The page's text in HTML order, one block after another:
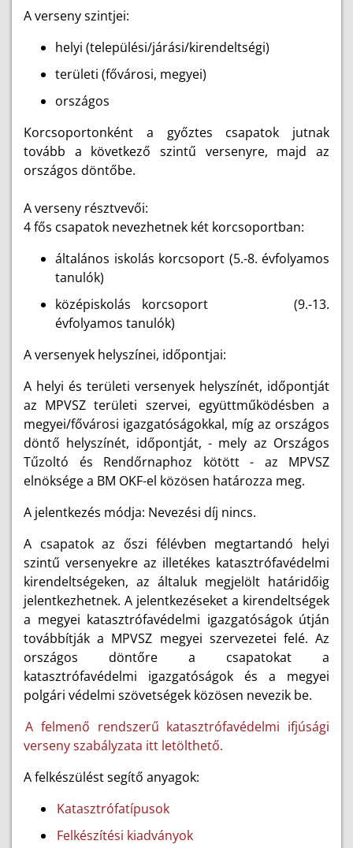
A verseny szintjei:
helyi (települési/járási/kirendeltségi)
területi (fővárosi, megyei)
országos
Korcsoportonként a győztes csapatok jutnak
tovább a következő szintű versenyre, majd az
országos döntőbe.
A verseny résztvevői:
4 fős csapatok nevezhetnek két korcsoportban:
általános iskolás korcsoport (5.-8. évfolyamos
tanulók)
középiskolás korcsoport (9.-13.
évfolyamos tanulók)
A versenyek helyszínei, időpontjai:
A helyi és területi versenyek helyszínét, időpontját
az MPVSZ területi szervei, együttműködésben a
megyei/fővárosi igazgatóságokkal, míg az országos
döntő helyszínét, időpontját, - mely az Országos
Tűzoltó és Rendőrnaphoz kötött - az MPVSZ
elnöksége a BM OKF-el közösen határozza meg.
A jelentkezés módja: Nevezési díj nincs.
A csapatok az őszi félévben megtartandó helyi
szintű versenyekre az illetékes katasztrófavédelmi
kirendeltségeken, az általuk megjelölt határidőig
jelentkezhetnek. A jelentkezéseket a kirendeltségek
a megyei katasztrófavédelmi igazgatóságok útján
továbbítják a MPVSZ megyei szervezetei felé. Az
országos döntőre a csapatokat a
katasztrófavédelmi igazgatóságok és a megyei
polgári védelmi szövetségek közösen nevezik be.
A felmenő rendszerű katasztrófavédelmi ifjúsági
verseny szabályzata itt letölthető.
A felkészülést segítő anyagok:
Katasztrófatípusok
Felkészítési kiadványok